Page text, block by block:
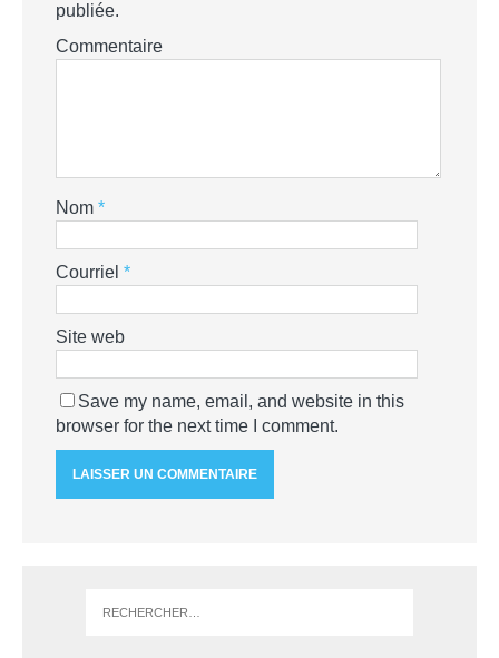
publiée.
Commentaire
Nom *
Courriel *
Site web
Save my name, email, and website in this
browser for the next time I comment.